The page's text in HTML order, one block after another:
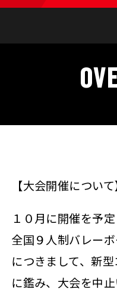
【大会開催について
１０月に開催を予
全国９人制バレー
につきまして、新
に鑑み、大会を中